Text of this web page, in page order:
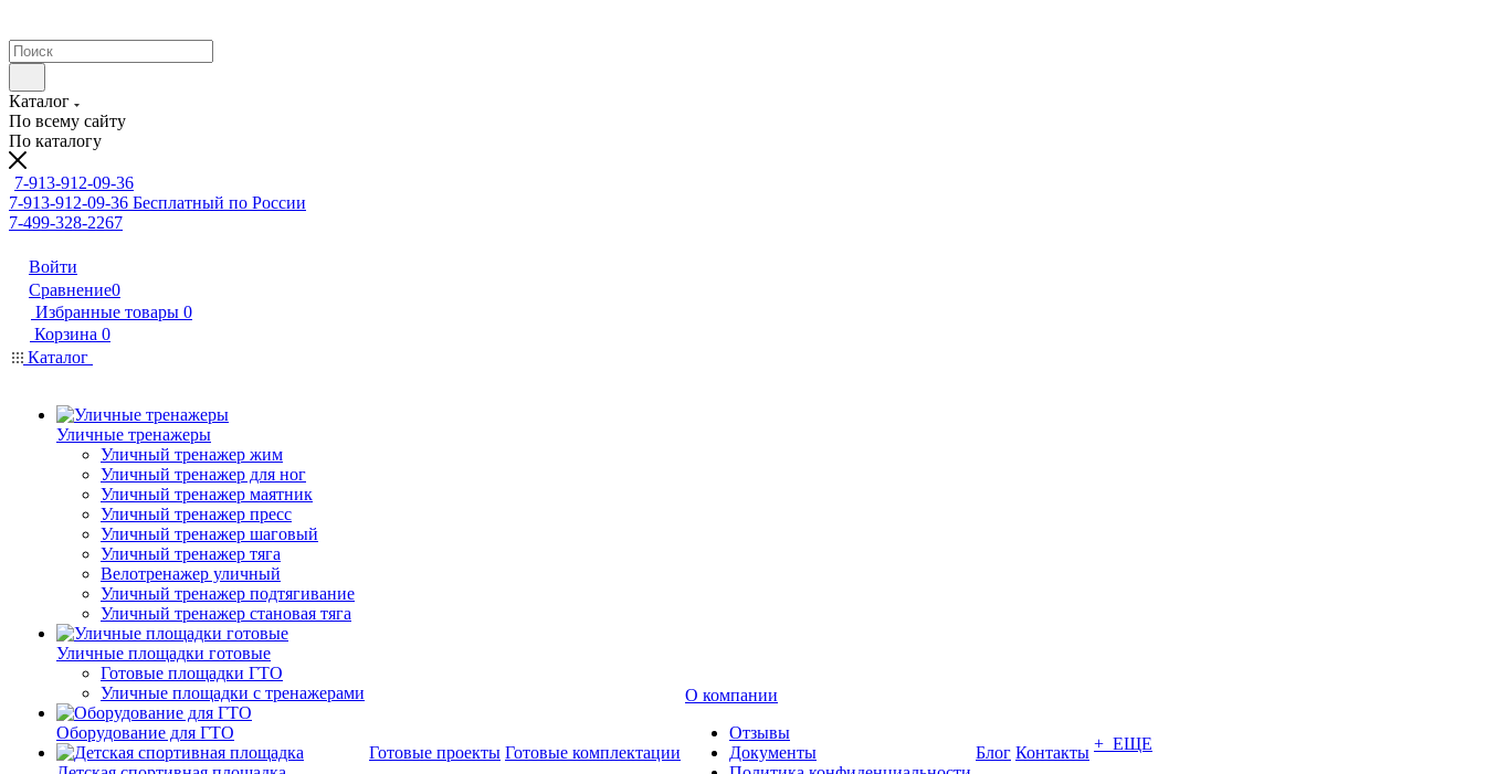
Каталог
По всему сайту
По каталогу
7-913-912-09-36
7-913-912-09-36 Бесплатный по России
7-499-328-2267
Войти
Сравнение0
Избранные товары 0
Корзина 0
Каталог
Уличные тренажеры
Уличный тренажер жим
Уличный тренажер для ног
Уличный тренажер маятник
Уличный тренажер пресс
Уличный тренажер шаговый
Уличный тренажер тяга
Велотренажер уличный
Уличный тренажер подтягивание
Уличный тренажер становая тяга
Уличные площадки готовые
Готовые площадки ГТО
Уличные площадки с тренажерами
Оборудование для ГТО
Готовые проекты Готовые комплектации
О компании
Отзывы
Документы
Блог Контакты + ЕЩЕ